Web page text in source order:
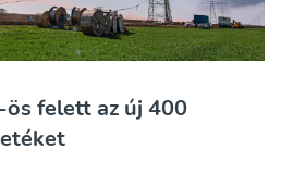
felett az új 400